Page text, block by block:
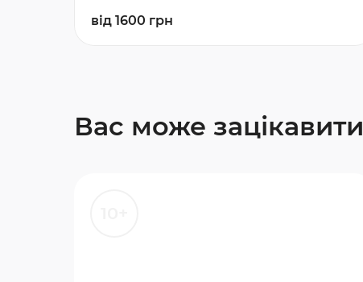
від 1600 грн
Вас може зацікавити